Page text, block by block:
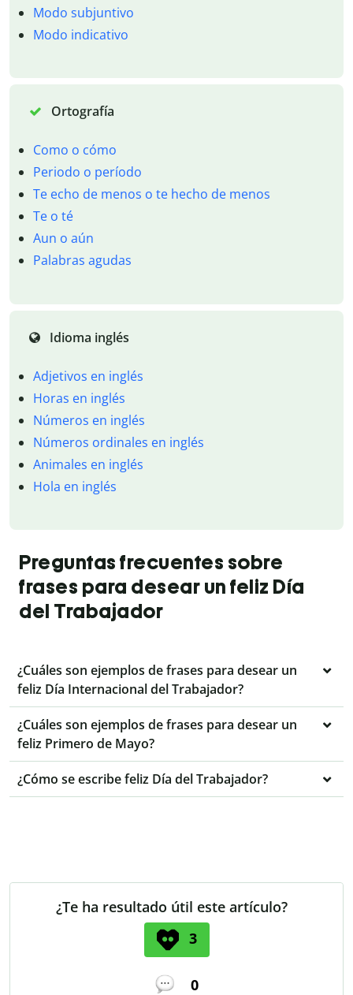
Modo subjuntivo
Modo indicativo
Ortografía
Como o cómo
Periodo o período
Te echo de menos o te hecho de menos
Te o té
Aun o aún
Palabras agudas
Idioma inglés
Adjetivos en inglés
Horas en inglés
Números en inglés
Números ordinales en inglés
Animales en inglés
Hola en inglés
Preguntas frecuentes sobre
frases para desear un feliz Día
del Trabajador
¿Cuáles son ejemplos de frases para desear un
feliz Día Internacional del Trabajador?
¿Cuáles son ejemplos de frases para desear un
feliz Primero de Mayo?
¿Cómo se escribe feliz Día del Trabajador?
¿Te ha resultado útil este artículo?
3
0